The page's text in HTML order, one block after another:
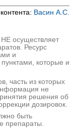
Васин А.С.
осуществляет
Ресурс
и
которые и
часть из которых
не
решения об
дозировок.
быть
препараты.